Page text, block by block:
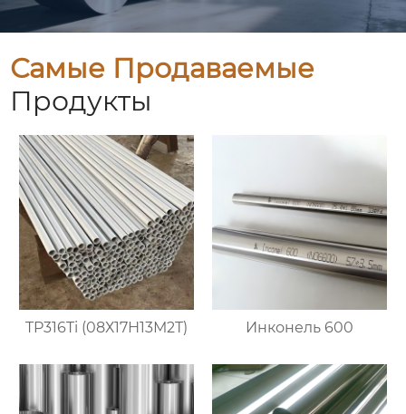
Самые Продаваемые
Продукты
TP316Ti (08Х17Н13М2Т) Инконель 600